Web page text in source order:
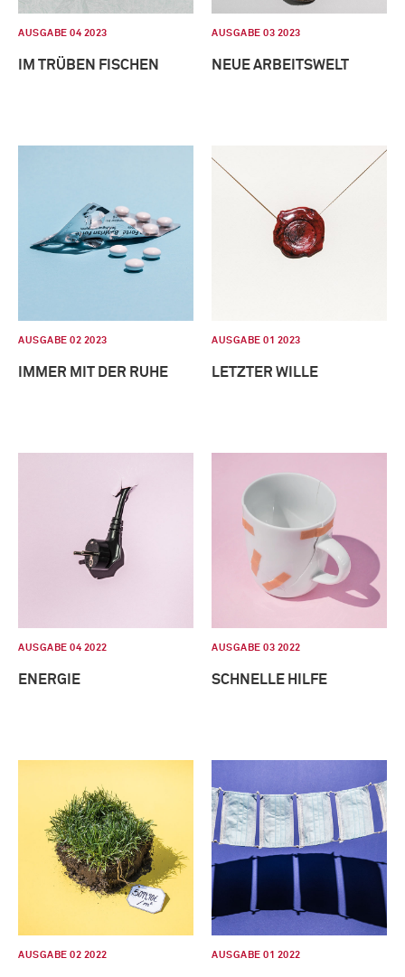
AUSGABE 04 2023
IM TRÜBEN FISCHEN
AUSGABE 03 2023
NEUE ARBEITSWELT
AUSGABE 02 2023
IMMER MIT DER RUHE
AUSGABE 01 2023
LETZTER WILLE
AUSGABE 04 2022
ENERGIE
AUSGABE 03 2022
SCHNELLE HILFE
AUSGABE 02 2022 AUSGABE 01 2022